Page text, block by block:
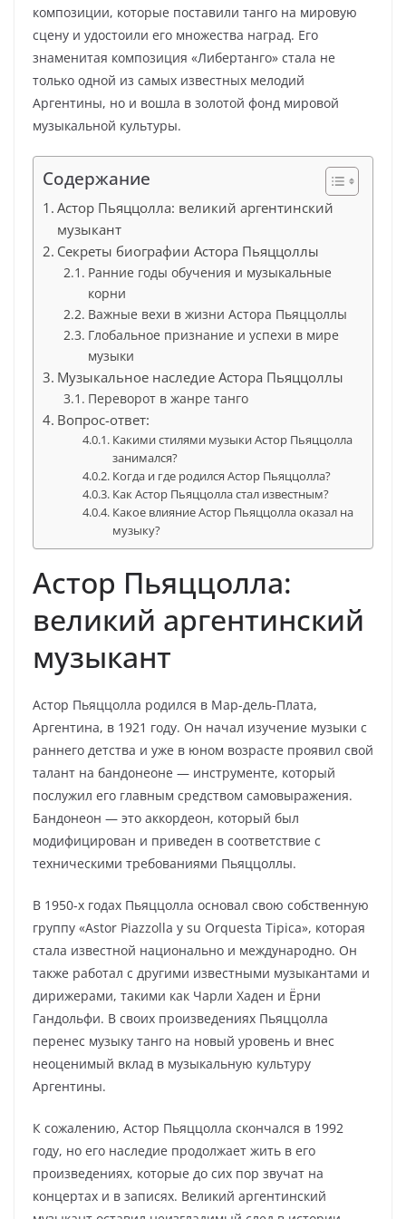
композиции, которые поставили танго на мировую
сцену и удостоили его множества наград. Его
знаменитая композиция «Либертанго» стала не
только одной из самых известных мелодий
Аргентины, но и вошла в золотой фонд мировой
музыкальной культуры.
Содержание
Астор Пьяццолла: великий аргентинский
музыкант
Секреты биографии Астора Пьяццоллы
Ранние годы обучения и музыкальные
корни
Важные вехи в жизни Астора Пьяццоллы
Глобальное признание и успехи в мире
музыки
Музыкальное наследие Астора Пьяццоллы
Переворот в жанре танго
Вопрос-ответ:
Какими стилями музыки Астор Пьяццолла
занимался?
Когда и где родился Астор Пьяццолла?
Как Астор Пьяццолла стал известным?
Какое влияние Астор Пьяццолла оказал на
музыку?
Астор Пьяццолла:
великий аргентинский
музыкант
Астор Пьяццолла родился в Мар-дель-Плата,
Аргентина, в 1921 году. Он начал изучение музыки с
раннего детства и уже в юном возрасте проявил свой
талант на бандонеоне — инструменте, который
послужил его главным средством самовыражения.
Бандонеон — это аккордеон, который был
модифицирован и приведен в соответствие с
техническими требованиями Пьяццоллы.
В 1950-х годах Пьяццолла основал свою собственную
группу «Astor Piazzolla y su Orquesta Tipica», которая
стала известной национально и международно. Он
также работал с другими известными музыкантами и
дирижерами, такими как Чарли Хаден и Ёрни
Гандольфи. В своих произведениях Пьяццолла
перенес музыку танго на новый уровень и внес
неоценимый вклад в музыкальную культуру
Аргентины.
К сожалению, Астор Пьяццолла скончался в 1992
году, но его наследие продолжает жить в его
произведениях, которые до сих пор звучат на
концертах и в записях. Великий аргентинский